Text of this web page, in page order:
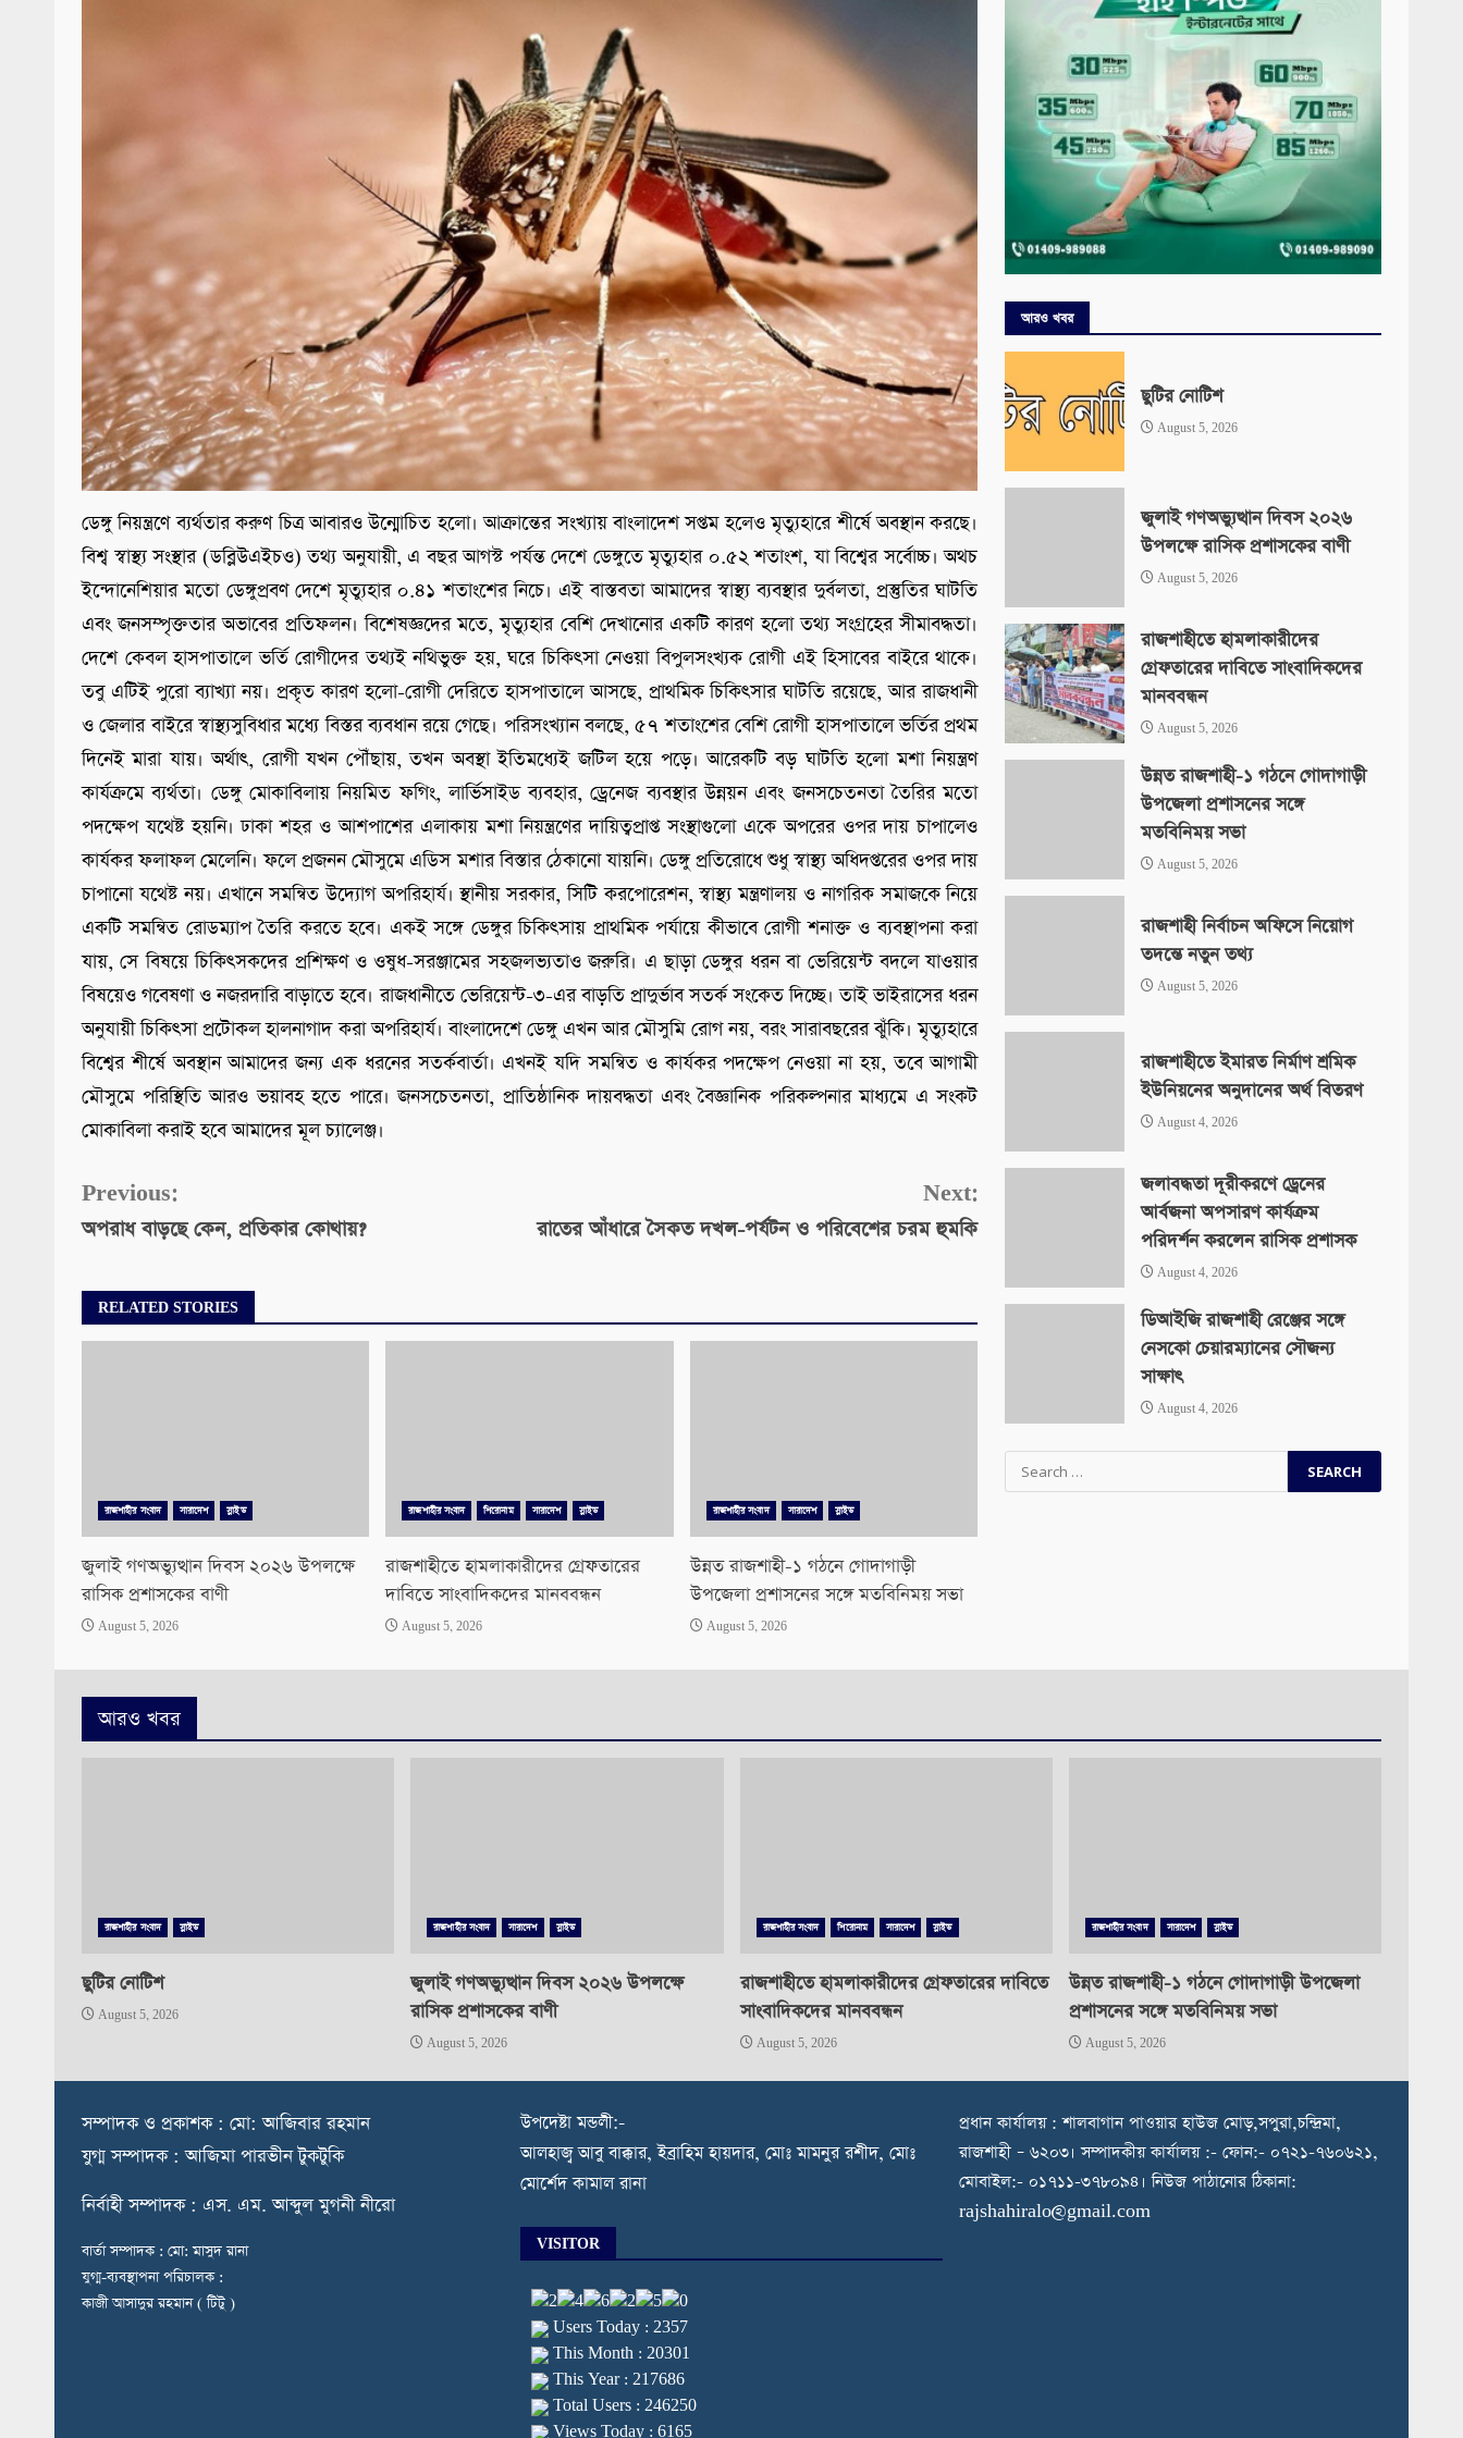
ডেঙ্গু নিয়ন্ত্রণে ব্যর্থতার করুণ চিত্র আবারও উন্মোচিত হলো। আক্রান্তের সংখ্যায় বাংলাদেশ সপ্তম হলেও মৃত্যুহারে শীর্ষে অবস্থান করছে।
বিশ্ব স্বাস্থ্য সংস্থার (ডব্লিউএইচও) তথ্য অনুযায়ী, এ বছর আগস্ট পর্যন্ত দেশে ডেঙ্গুতে মৃত্যুহার ০.৫২ শতাংশ, যা বিশ্বের সর্বোচ্চ। অথচ
ইন্দোনেশিয়ার মতো ডেঙ্গুপ্রবণ দেশে মৃত্যুহার ০.৪১ শতাংশের নিচে। এই বাস্তবতা আমাদের স্বাস্থ্য ব্যবস্থার দুর্বলতা, প্রস্তুতির ঘাটতি
এবং জনসম্পৃক্ততার অভাবের প্রতিফলন। বিশেষজ্ঞদের মতে, মৃত্যুহার বেশি দেখানোর একটি কারণ হলো তথ্য সংগ্রহের সীমাবদ্ধতা।
দেশে কেবল হাসপাতালে ভর্তি রোগীদের তথ্যই নথিভুক্ত হয়, ঘরে চিকিৎসা নেওয়া বিপুলসংখ্যক রোগী এই হিসাবের বাইরে থাকে।
তবু এটিই পুরো ব্যাখ্যা নয়। প্রকৃত কারণ হলো-রোগী দেরিতে হাসপাতালে আসছে, প্রাথমিক চিকিৎসার ঘাটতি রয়েছে, আর রাজধানী
ও জেলার বাইরে স্বাস্থ্যসুবিধার মধ্যে বিস্তর ব্যবধান রয়ে গেছে। পরিসংখ্যান বলছে, ৫৭ শতাংশের বেশি রোগী হাসপাতালে ভর্তির প্রথম
দিনেই মারা যায়। অর্থাৎ, রোগী যখন পৌঁছায়, তখন অবস্থা ইতিমধ্যেই জটিল হয়ে পড়ে। আরেকটি বড় ঘাটতি হলো মশা নিয়ন্ত্রণ
কার্যক্রমে ব্যর্থতা। ডেঙ্গু মোকাবিলায় নিয়মিত ফগিং, লার্ভিসাইড ব্যবহার, ড্রেনেজ ব্যবস্থার উন্নয়ন এবং জনসচেতনতা তৈরির মতো
পদক্ষেপ যথেষ্ট হয়নি। ঢাকা শহর ও আশপাশের এলাকায় মশা নিয়ন্ত্রণের দায়িত্বপ্রাপ্ত সংস্থাগুলো একে অপরের ওপর দায় চাপালেও
কার্যকর ফলাফল মেলেনি। ফলে প্রজনন মৌসুমে এডিস মশার বিস্তার ঠেকানো যায়নি। ডেঙ্গু প্রতিরোধে শুধু স্বাস্থ্য অধিদপ্তরের ওপর দায়
চাপানো যথেষ্ট নয়। এখানে সমন্বিত উদ্যোগ অপরিহার্য। স্থানীয় সরকার, সিটি করপোরেশন, স্বাস্থ্য মন্ত্রণালয় ও নাগরিক সমাজকে নিয়ে
একটি সমন্বিত রোডম্যাপ তৈরি করতে হবে। একই সঙ্গে ডেঙ্গুর চিকিৎসায় প্রাথমিক পর্যায়ে কীভাবে রোগী শনাক্ত ও ব্যবস্থাপনা করা
যায়, সে বিষয়ে চিকিৎসকদের প্রশিক্ষণ ও ওষুধ-সরঞ্জামের সহজলভ্যতাও জরুরি। এ ছাড়া ডেঙ্গুর ধরন বা ভেরিয়েন্ট বদলে যাওয়ার
বিষয়েও গবেষণা ও নজরদারি বাড়াতে হবে। রাজধানীতে ভেরিয়েন্ট-৩-এর বাড়তি প্রাদুর্ভাব সতর্ক সংকেত দিচ্ছে। তাই ভাইরাসের ধরন
অনুযায়ী চিকিৎসা প্রটোকল হালনাগাদ করা অপরিহার্য। বাংলাদেশে ডেঙ্গু এখন আর মৌসুমি রোগ নয়, বরং সারাবছরের ঝুঁকি। মৃত্যুহারে
বিশ্বের শীর্ষে অবস্থান আমাদের জন্য এক ধরনের সতর্কবার্তা। এখনই যদি সমন্বিত ও কার্যকর পদক্ষেপ নেওয়া না হয়, তবে আগামী
মৌসুমে পরিস্থিতি আরও ভয়াবহ হতে পারে। জনসচেতনতা, প্রাতিষ্ঠানিক দায়বদ্ধতা এবং বৈজ্ঞানিক পরিকল্পনার মাধ্যমে এ সংকট
মোকাবিলা করাই হবে আমাদের মূল চ্যালেঞ্জ।
Continue
Reading
Previous:
অপরাধ বাড়ছে কেন, প্রতিকার কোথায়?
Next:
রাতের আঁধারে সৈকত দখল-পর্যটন ও পরিবেশের চরম হুমকি
RELATED STORIES
রাজশাহীর সংবাদ সারাদেশ স্লাইড
জুলাই গণঅভ্যুত্থান দিবস ২০২৬ উপলক্ষে
রাসিক প্রশাসকের বাণী
August 5, 2026
রাজশাহীর সংবাদ শিরোনাম সারাদেশ স্লাইড
রাজশাহীতে হামলাকারীদের গ্রেফতারের
দাবিতে সাংবাদিকদের মানববন্ধন
August 5, 2026
রাজশাহীর সংবাদ সারাদেশ স্লাইড
উন্নত রাজশাহী-১ গঠনে গোদাগাড়ী
উপজেলা প্রশাসনের সঙ্গে মতবিনিময় সভা
August 5, 2026
আরও খবর
ছুটির নোটিশ
August 5, 2026
জুলাই গণঅভ্যুত্থান দিবস ২০২৬
উপলক্ষে রাসিক প্রশাসকের বাণী
August 5, 2026
রাজশাহীতে হামলাকারীদের
গ্রেফতারের দাবিতে সাংবাদিকদের
মানববন্ধন
August 5, 2026
উন্নত রাজশাহী-১ গঠনে গোদাগাড়ী
উপজেলা প্রশাসনের সঙ্গে
মতবিনিময় সভা
August 5, 2026
রাজশাহী নির্বাচন অফিসে নিয়োগ
তদন্তে নতুন তথ্য
August 5, 2026
রাজশাহীতে ইমারত নির্মাণ শ্রমিক
ইউনিয়নের অনুদানের অর্থ বিতরণ
August 4, 2026
জলাবদ্ধতা দূরীকরণে ড্রেনের
আর্বজনা অপসারণ কার্যক্রম
পরিদর্শন করলেন রাসিক প্রশাসক
August 4, 2026
ডিআইজি রাজশাহী রেঞ্জের সঙ্গে
নেসকো চেয়ারম্যানের সৌজন্য
সাক্ষাৎ
August 4, 2026
for:
আরও খবর
রাজশাহীর সংবাদ স্লাইড
ছুটির নোটিশ
August 5, 2026
রাজশাহীর সংবাদ সারাদেশ স্লাইড
জুলাই গণঅভ্যুত্থান দিবস ২০২৬ উপলক্ষে
রাসিক প্রশাসকের বাণী
August 5, 2026
রাজশাহীর সংবাদ শিরোনাম সারাদেশ স্লাইড
রাজশাহীতে হামলাকারীদের গ্রেফতারের দাবিতে
সাংবাদিকদের মানববন্ধন
August 5, 2026
রাজশাহীর সংবাদ সারাদেশ স্লাইড
উন্নত রাজশাহী-১ গঠনে গোদাগাড়ী উপজেলা
প্রশাসনের সঙ্গে মতবিনিময় সভা
August 5, 2026
সম্পাদক ও প্রকাশক : মো: আজিবার রহমান
যুগ্ম সম্পাদক : আজিমা পারভীন টুকটুকি
নির্বাহী সম্পাদক : এস. এম. আব্দুল মুগনী নীরো
বার্তা সম্পাদক : মো: মাসুদ রানা
যুগ্ম-ব্যবস্থাপনা পরিচালক :
কাজী আসাদুর রহমান ( টিটু )
উপদেষ্টা মন্ডলী:-
আলহাজ্ব আবু বাক্কার, ইব্রাহিম হায়দার, মোঃ মামনুর রশীদ, মোঃ
মোর্শেদ কামাল রানা
VISITOR
Users Today : 2357
This Month : 20301
This Year : 217686
Total Users : 246250
Views Today : 6165
প্রধান কার্যালয় : শালবাগান পাওয়ার হাউজ মোড়,সপুরা,চন্দ্রিমা,
রাজশাহী – ৬২০৩। সম্পাদকীয় কার্যালয় :- ফোন:- ০৭২১-৭৬০৬২১,
মোবাইল:- ০১৭১১-৩৭৮০৯৪। নিউজ পাঠানোর ঠিকানা:
rajshahiralo@gmail.com